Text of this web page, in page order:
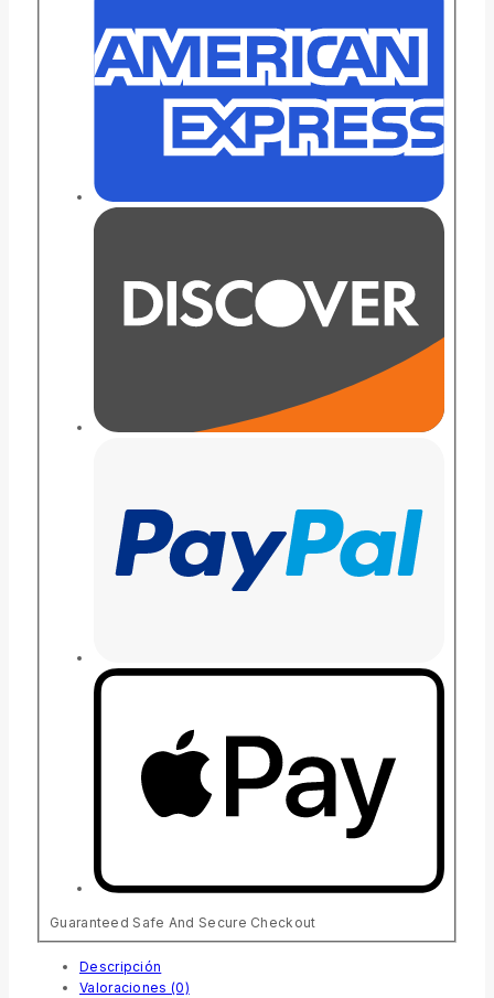
Guaranteed Safe And Secure Checkout
Descripción
Valoraciones (0)